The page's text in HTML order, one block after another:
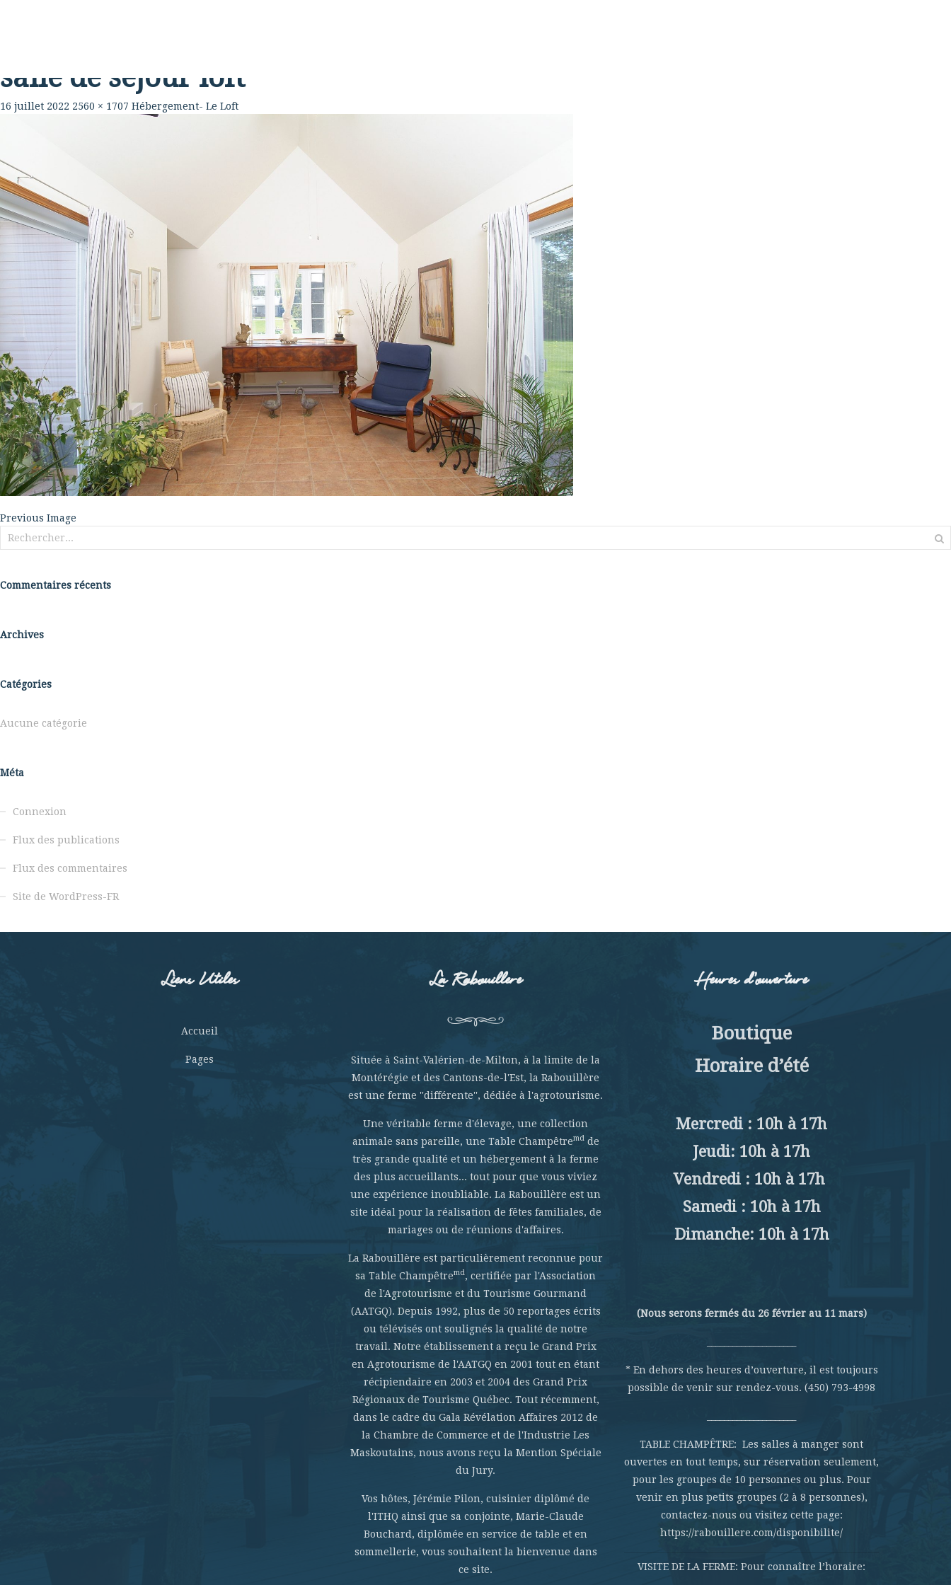
salle de séjour loft
16 juillet 2022 2560 × 1707 Hébergement- Le Loft
Previous Image
Rechercher :
Commentaires récents
Archives
Catégories
Aucune catégorie
Méta
Connexion
Flux des publications
Flux des commentaires
Site de WordPress-FR
Liens Utiles
Accueil
Pages
La Rabouillere
Située à Saint-Valérien-de-Milton, à la limite de la
Montérégie et des Cantons-de-l'Est, la Rabouillère
est une ferme ''différente'', dédiée à l'agrotourisme.
Une véritable ferme d'élevage, une collection
animale sans pareille, une Table Champêtremdde
très grande qualité et un hébergement à la ferme
des plus accueillants... tout pour que vous viviez
une expérience inoubliable. La Rabouillère est un
site idéal pour la réalisation de fêtes familiales, de
mariages ou de réunions d'affaires.
La Rabouillère est particulièrement reconnue pour
sa Table Champêtremd, certifiée par l'Association
de l'Agrotourisme et du Tourisme Gourmand
(AATGQ). Depuis 1992, plus de 50 reportages écrits
ou télévisés ont soulignés la qualité de notre
travail. Notre établissement a reçu le Grand Prix
en Agrotourisme de l'AATGQ en 2001 tout en étant
récipiendaire en 2003 et 2004 des Grand Prix
Régionaux de Tourisme Québec. Tout récemment,
dans le cadre du Gala Révélation Affaires 2012 de
la Chambre de Commerce et de l'Industrie Les
Maskoutains, nous avons reçu la Mention Spéciale
du Jury.
Vos hôtes, Jérémie Pilon, cuisinier diplômé de
l'ITHQ ainsi que sa conjointe, Marie-Claude
Bouchard, diplômée en service de table et en
sommellerie, vous souhaitent la bienvenue dans
ce site.
Heures d’ouverture
Boutique
Horaire d’été
Mercredi : 10h à 17h
Jeudi: 10h à 17h
Vendredi : 10h à 17h
Samedi : 10h à 17h
Dimanche: 10h à 17h
(Nous serons fermés du 26 février au 11 mars)
* En dehors des heures d’ouverture, il est toujours
possible de venir sur rendez-vous. (450) 793-4998
TABLE CHAMPÊTRE: Les salles à manger sont
ouvertes en tout temps, sur réservation seulement,
pour les groupes de 10 personnes ou plus. Pour
venir en plus petits groupes (2 à 8 personnes),
contactez-nous ou visitez cette page:
https://rabouillere.com/disponibilite/
VISITE DE LA FERME: Pour connaître l’horaire: